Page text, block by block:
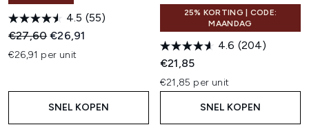
4.5 (55)
Recommended Retail Price:
€27,60Huidige prijs:
€26,91
€26,91 per unit
SNEL KOPEN
25% KORTING | CODE:
MAANDAG
4.6 (204)
€21,85
€21,85 per unit
SNEL KOPEN